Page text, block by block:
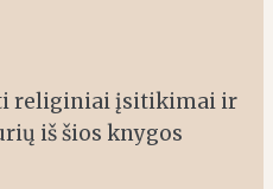
religiniai įsitikimai ir
iš šios knygos